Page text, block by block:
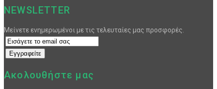
NEWSLETTER
Μείνετε ενημερωμένοι με τις τελευταίες μας προσφορές.
Ακολουθήστε μας